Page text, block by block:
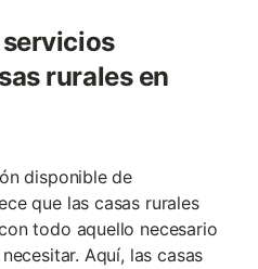
servicios
rurales en
disponible de
que las casas rurales
todo aquello necesario
Aquí, las casas